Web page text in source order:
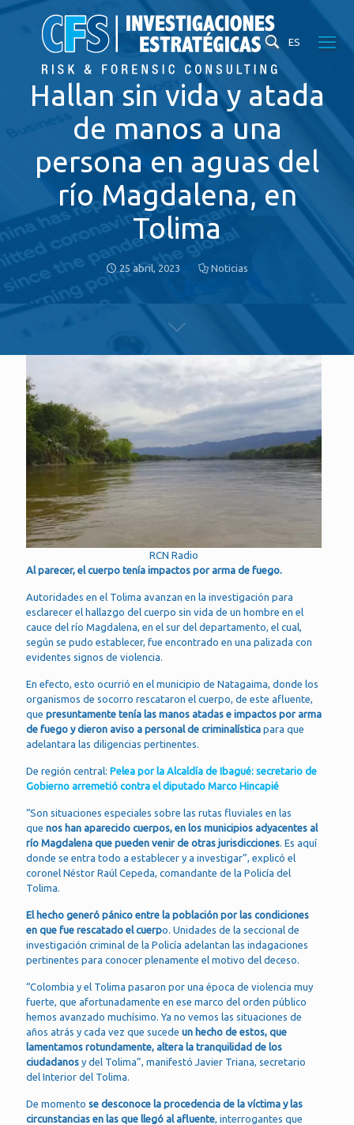
ES
Hallan sin vida y atada
de manos a una
persona en aguas del
río Magdalena, en
Tolima
25 abril, 2023 Noticias
RCN Radio
Al parecer, el cuerpo tenía impactos por arma de fuego.
Autoridades en el Tolima avanzan en la investigación para
esclarecer el hallazgo del cuerpo sin vida de un hombre en el
cauce del río Magdalena, en el sur del departamento, el cual,
según se pudo establecer, fue encontrado en una palizada con
evidentes signos de violencia.
En efecto, esto ocurrió en el municipio de Natagaima, donde los
organismos de socorro rescataron el cuerpo, de este afluente,
que presuntamente tenía las manos atadas e impactos por arma
de fuego y dieron aviso a personal de criminalística para que
adelantara las diligencias pertinentes.
De región central: Pelea por la Alcaldía de Ibagué: secretario de
Gobierno arremetió contra el diputado Marco Hincapié
“Son situaciones especiales sobre las rutas fluviales en las
que nos han aparecido cuerpos, en los municipios adyacentes al
río Magdalena que pueden venir de otras jurisdicciones. Es aquí
donde se entra todo a establecer y a investigar”, explicó el
coronel Néstor Raúl Cepeda, comandante de la Policía del
Tolima.
El hecho generó pánico entre la población por las condiciones
en que fue rescatado el cuerpo. Unidades de la seccional de
investigación criminal de la Policía adelantan las indagaciones
pertinentes para conocer plenamente el motivo del deceso.
“Colombia y el Tolima pasaron por una época de violencia muy
fuerte, que afortunadamente en ese marco del orden público
hemos avanzado muchísimo. Ya no vemos las situaciones de
años atrás y cada vez que sucede un hecho de estos, que
lamentamos rotundamente, altera la tranquilidad de los
ciudadanos y del Tolima”, manifestó Javier Triana, secretario
del Interior del Tolima.
De momento se desconoce la procedencia de la víctima y las
circunstancias en las que llegó al afluente, interrogantes que